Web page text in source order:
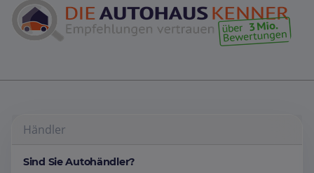
Händler
Sind Sie Autohändler?